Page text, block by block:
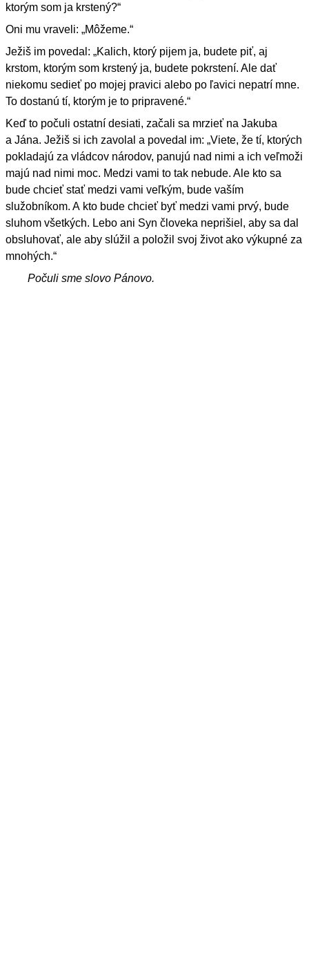
ktorým som ja krstený?“
Oni mu vraveli: „Môžeme.“
Ježiš im povedal: „Kalich, ktorý pijem ja, budete piť, aj
krstom, ktorým som krstený ja, budete pokrstení. Ale dať
niekomu sedieť po mojej pravici alebo po ľavici nepatrí mne.
To dostanú tí, ktorým je to pripravené.“
Keď to počuli ostatní desiati, začali sa mrzieť na Jakuba
a Jána. Ježiš si ich zavolal a povedal im: „Viete, že tí, ktorých
pokladajú za vládcov národov, panujú nad nimi a ich veľmoži
majú nad nimi moc. Medzi vami to tak nebude. Ale kto sa
bude chcieť stať medzi vami veľkým, bude vaším
služobníkom. A kto bude chcieť byť medzi vami prvý, bude
sluhom všetkých. Lebo ani Syn človeka neprišiel, aby sa dal
obsluhovať, ale aby slúžil a položil svoj život ako výkupné za
mnohých.“
Počuli sme slovo Pánovo.